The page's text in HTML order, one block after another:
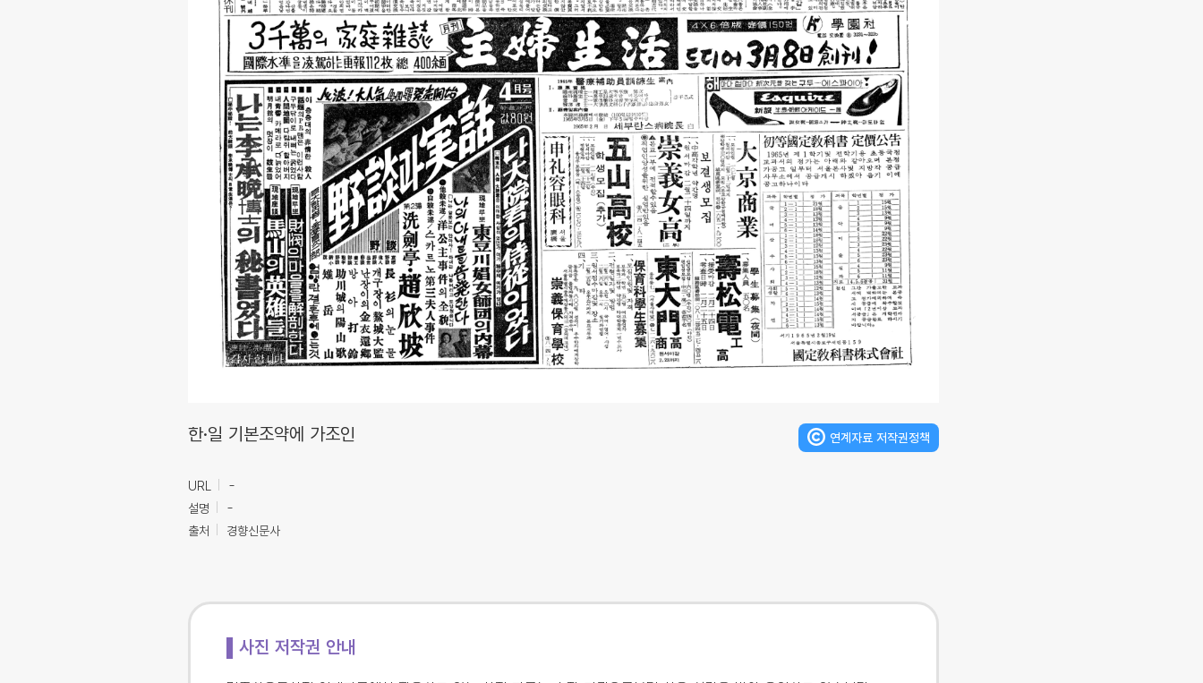
한·일 기본조약에 가조인 연계자료 저작권정책
URL
-
설명
-
출처
경향신문사
▌사진 저작권 안내